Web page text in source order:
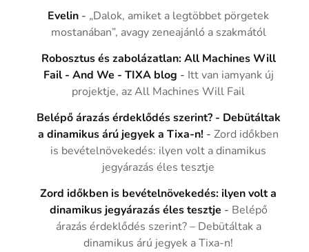
Evelin - „Dalok, amiket a legtöbbet pörgetek
mostanában”, avagy zeneajánló a szakmától
Robosztus és zabolázatlan: All Machines Will
Fail - And We - TIXA blog - Itt van iamyank új
projektje, az All Machines Will Fail
Belépő árazás érdeklődés szerint? - Debütáltak
a dinamikus árú jegyek a Tixa-n! -Zord időkben
is bevételnövekedés: ilyen volt a dinamikus
jegyárazás éles tesztje
Zord időkben is bevételnövekedés: ilyen volt a
dinamikus jegyárazás éles tesztje - Belépő
árazás érdeklődés szerint? – Debütáltak a
dinamikus árú jegyek a Tixa-n!